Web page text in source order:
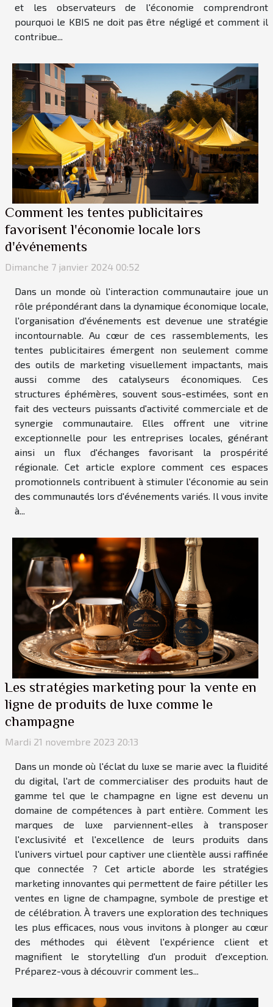
et les observateurs de l'économie comprendront
pourquoi le KBIS ne doit pas être négligé et comment il
contribue...
Comment les tentes publicitaires
favorisent l'économie locale lors
d'événements
Dimanche 7 janvier 2024 00:52
Dans un monde où l'interaction communautaire joue un
rôle prépondérant dans la dynamique économique locale,
l'organisation d'événements est devenue une stratégie
incontournable. Au cœur de ces rassemblements, les
tentes publicitaires émergent non seulement comme
des outils de marketing visuellement impactants, mais
aussi comme des catalyseurs économiques. Ces
structures éphémères, souvent sous-estimées, sont en
fait des vecteurs puissants d'activité commerciale et de
synergie communautaire. Elles offrent une vitrine
exceptionnelle pour les entreprises locales, générant
ainsi un flux d'échanges favorisant la prospérité
régionale. Cet article explore comment ces espaces
promotionnels contribuent à stimuler l'économie au sein
des communautés lors d'événements variés. Il vous invite
à...
Les stratégies marketing pour la vente en
ligne de produits de luxe comme le
champagne
Mardi 21 novembre 2023 20:13
Dans un monde où l'éclat du luxe se marie avec la fluidité
du digital, l'art de commercialiser des produits haut de
gamme tel que le champagne en ligne est devenu un
domaine de compétences à part entière. Comment les
marques de luxe parviennent-elles à transposer
l'exclusivité et l'excellence de leurs produits dans
l'univers virtuel pour captiver une clientèle aussi raffinée
que connectée ? Cet article aborde les stratégies
marketing innovantes qui permettent de faire pétiller les
ventes en ligne de champagne, symbole de prestige et
de célébration. À travers une exploration des techniques
les plus efficaces, nous vous invitons à plonger au cœur
des méthodes qui élèvent l'expérience client et
magnifient le storytelling d'un produit d'exception.
Préparez-vous à découvrir comment les...